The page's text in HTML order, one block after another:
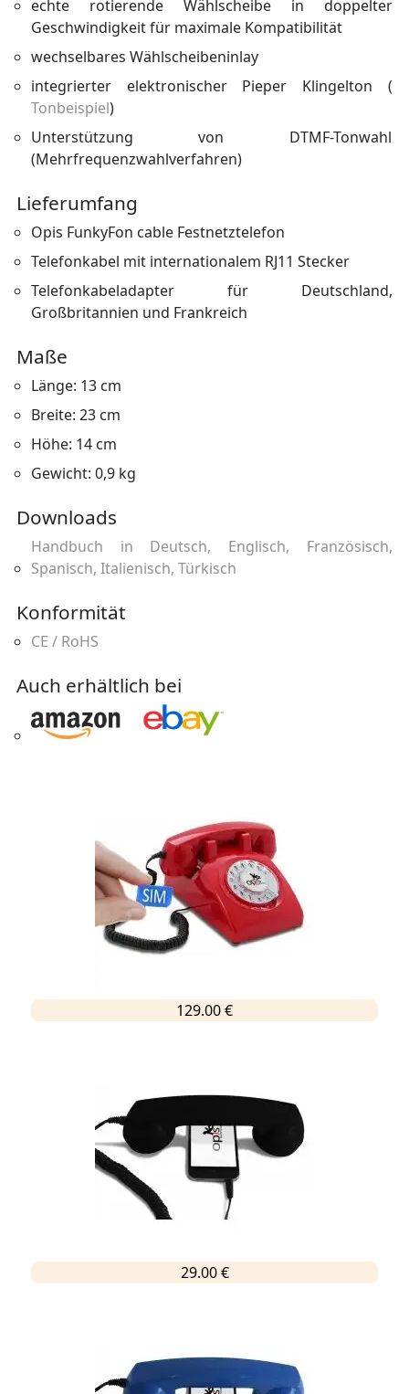
echte rotierende Wählscheibe in doppelter
Geschwindigkeit für maximale Kompatibilität
wechselbares Wählscheibeninlay
integrierter elektronischer Pieper Klingelton (
Tonbeispiel)
Unterstützung von DTMF-Tonwahl
(Mehrfrequenzwahlverfahren)
Lieferumfang
Opis FunkyFon cable Festnetztelefon
Telefonkabel mit internationalem RJ11 Stecker
Telefonkabeladapter für Deutschland,
Großbritannien und Frankreich
Maße
Länge: 13 cm
Breite: 23 cm
Höhe: 14 cm
Gewicht: 0,9 kg
Downloads
Handbuch in Deutsch, Englisch, Französisch,
Spanisch, Italienisch, Türkisch
Konformität
CE / RoHS
Auch erhältlich bei
129.00 €
29.00 €